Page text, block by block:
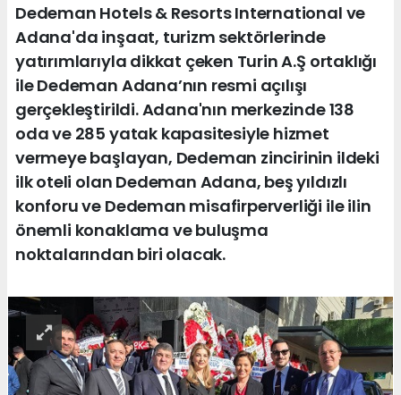
Dedeman Hotels & Resorts International ve
Adana'da inşaat, turizm sektörlerinde
yatırımlarıyla dikkat çeken Turin A.Ş ortaklığı
ile Dedeman Adana’nın resmi açılışı
gerçekleştirildi. Adana'nın merkezinde 138
oda ve 285 yatak kapasitesiyle hizmet
vermeye başlayan, Dedeman zincirinin ildeki
ilk oteli olan Dedeman Adana, beş yıldızlı
konforu ve Dedeman misafirperverliği ile ilin
önemli konaklama ve buluşma
noktalarından biri olacak.